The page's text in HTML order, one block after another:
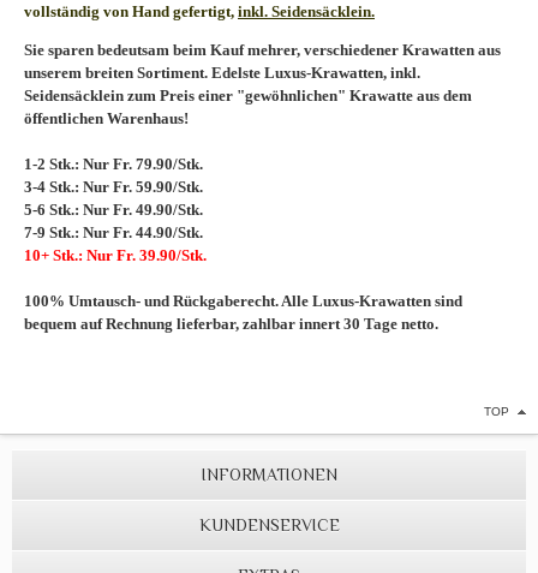
vollständig von Hand gefertigt, inkl. Seidensäcklein.
Sie sparen bedeutsam beim Kauf mehrer, verschiedener Krawatten aus
unserem breiten Sortiment. Edelste Luxus-Krawatten, inkl.
Seidensäcklein zum Preis einer "gewöhnlichen" Krawatte aus dem
öffentlichen Warenhaus!
1-2 Stk.: Nur Fr. 79.90/Stk.
3-4 Stk.: Nur Fr. 59.90/Stk.
5-6 Stk.: Nur Fr. 49.90/Stk.
7-9 Stk.: Nur Fr. 44.90/Stk.
10+ Stk.: Nur Fr. 39.90/Stk.
100% Umtausch- und Rückgaberecht. Alle Luxus-Krawatten sind
bequem auf Rechnung lieferbar, zahlbar innert 30 Tage netto.
TOP
INFORMATIONEN
KUNDENSERVICE